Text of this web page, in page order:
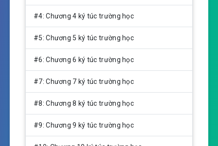
g
#4: Chương 4 ký túc trường học
#5: Chương 5 ký túc trường học
#6: Chương 6 ký túc trường học
#7: Chương 7 ký túc trường học
#8: Chương 8 ký túc trường học
#9: Chương 9 ký túc trường học